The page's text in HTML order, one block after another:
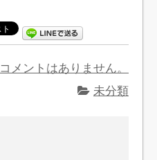
コメントはありません。
未分類